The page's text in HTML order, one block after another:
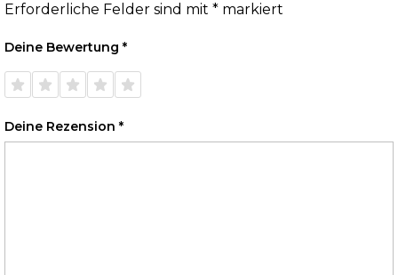
Erforderliche Felder sind mit * markiert
Deine Bewertung *
1 von
5 Sternen
2 von
5 Sternen
3 von
5 Sternen
4 von
5 Sternen
5 von
5 Sternen
Deine Rezension *